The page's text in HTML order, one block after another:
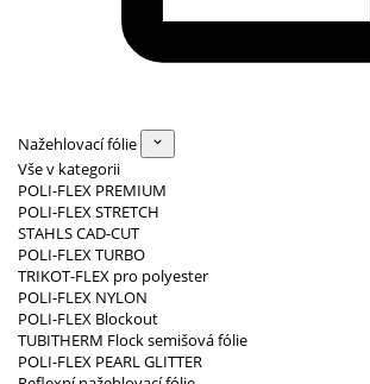
Nažehlovací fólie
Vše v kategorii
POLI-FLEX PREMIUM
POLI-FLEX STRETCH
STAHLS CAD-CUT
POLI-FLEX TURBO
TRIKOT-FLEX pro polyester
POLI-FLEX NYLON
POLI-FLEX Blockout
TUBITHERM Flock semišová fólie
POLI-FLEX PEARL GLITTER